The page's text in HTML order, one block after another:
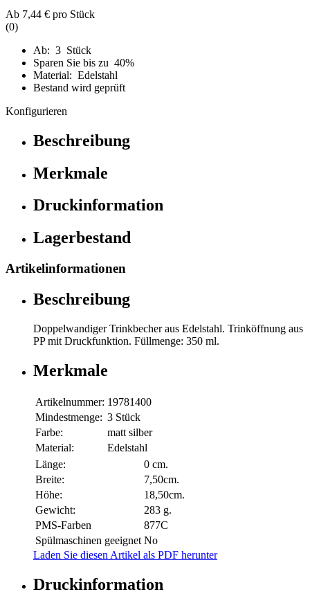
Ab 7,44 € pro Stück
(0)
Ab: 3 Stück
Sparen Sie bis zu 40%
Material: Edelstahl
Bestand wird geprüft
Konfigurieren
Beschreibung
Merkmale
Druckinformation
Lagerbestand
Artikelinformationen
Beschreibung
Doppelwandiger Trinkbecher aus Edelstahl. Trinköffnung aus
PP mit Druckfunktion. Füllmenge: 350 ml.
Merkmale
Artikelnummer: 19781400
Mindestmenge: 3 Stück
Farbe:
matt silber
Material:
Edelstahl
Länge:
0 cm.
Breite:
7,50cm.
Höhe:
18,50cm.
Gewicht:
283 g.
PMS-Farben
877C
Spülmaschinen geeignet No
Laden Sie diesen Artikel als PDF herunter
Druckinformation